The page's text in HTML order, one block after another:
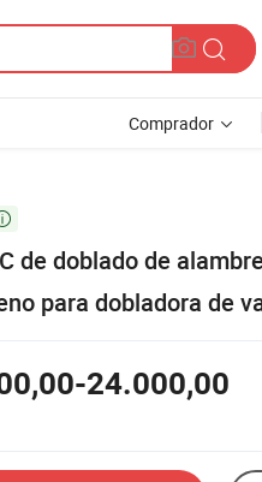
Comprador
de doblado de
para dobladora de
24.000,00